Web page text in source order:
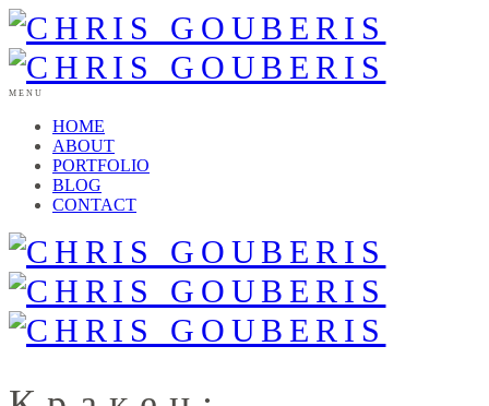
MENU
HOME
ABOUT
PORTFOLIO
BLOG
CONTACT